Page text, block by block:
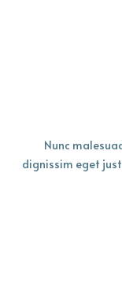
Nunc
dignissim eget